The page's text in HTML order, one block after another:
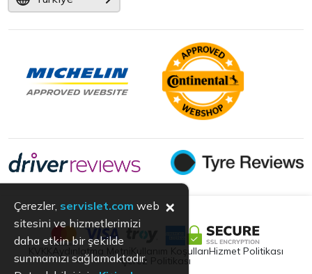
Aydınlatma Metni Kullanım KoşullarıHizmet Politikası
Çerez Politikası
Çerezler, servislet.com web
sitesini ve hizmetlerimizi
daha etkin bir şekilde
sunmamızı sağlamaktadır.
×